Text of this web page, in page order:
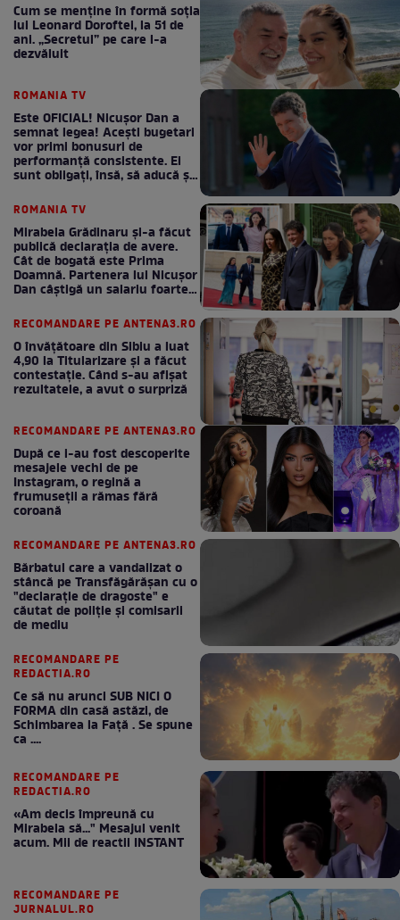
Cum se menţine în formă soţia
lui Leonard Doroftei, la 51 de
ani. „Secretul” pe care l-a
dezvăluit
ROMANIA TV
Este OFICIAL! Nicușor Dan a
semnat legea! Acești bugetari
vor primi bonusuri de
performanță consistente. Ei
sunt obligați, însă, să aducă și
bani la bugetul de stat
ROMANIA TV
Mirabela Grădinaru și-a făcut
publică declarația de avere.
Cât de bogată este Prima
Doamnă. Partenera lui Nicușor
Dan câștigă un salariu foarte
bun în fiecare lună!
RECOMANDARE PE ANTENA3.RO
O învățătoare din Sibiu a luat
4,90 la Titularizare și a făcut
contestație. Când s-au afișat
rezultatele, a avut o surpriză
RECOMANDARE PE ANTENA3.RO
După ce i-au fost descoperite
mesajele vechi de pe
Instagram, o regină a
frumuseții a rămas fără
coroană
RECOMANDARE PE ANTENA3.RO
Bărbatul care a vandalizat o
stâncă pe Transfăgărășan cu o
"declaraţie de dragoste" e
căutat de poliție și comisarii
de mediu
RECOMANDARE PE
REDACTIA.RO
Ce să nu arunci SUB NICI O
FORMA din casă astăzi, de
Schimbarea la Față . Se spune
ca ....
RECOMANDARE PE
REDACTIA.RO
«Am decis împreună cu
Mirabela să..." Mesajul venit
acum. Mii de reactii INSTANT
RECOMANDARE PE
JURNALUL.RO